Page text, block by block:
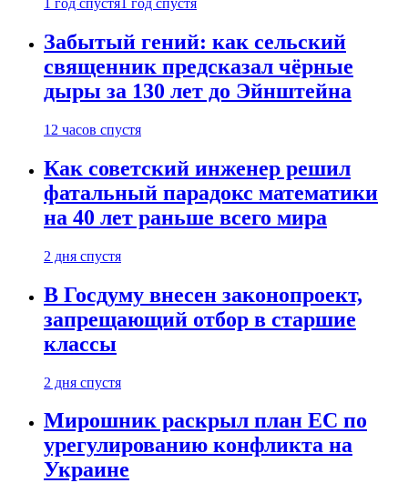
1 год спустя 1 год спустя
Забытый гений: как сельский
священник предсказал чёрные
дыры за 130 лет до Эйнштейна
12 часов спустя
Как советский инженер решил
фатальный парадокс математики
на 40 лет раньше всего мира
2 дня спустя
В Госдуму внесен законопроект,
запрещающий отбор в старшие
классы
2 дня спустя
Мирошник раскрыл план ЕС по
урегулированию конфликта на
Украине